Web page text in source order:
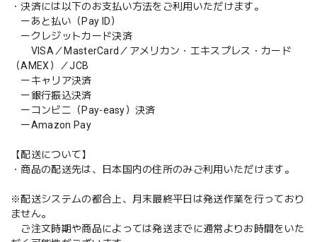
・決済には以下のお支払い方法をご利用いただけます。
ーあと払い（Pay ID）
ークレジットカード決済
VISA／MasterCard／アメリカン・エキスプレス・カード
（AMEX）／JCB
ーキャリア決済
ー銀行振込決済
ーコンビニ（Pay-easy）決済
ーAmazon Pay
【配送について】
・商品の配送先は、日本国内の住所のみご利用いただけます。
※配送システムの都合上、月末最終平日は発送作業を行っており
ません。
ご注文時期や商品によっては発送までに通常よりお時間をいた